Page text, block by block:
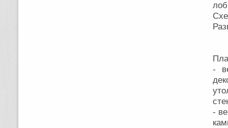
-
-